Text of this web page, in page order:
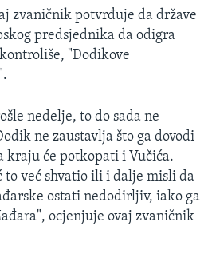
zvaničnik potvrđuje da države
predsjednika da odigra
"Dodikove
nedelje, to do sada ne
ne zaustavlja što ga dovodi
kraju će potkopati i Vučića.
to već shvatio ili i dalje misli da
ostati nedodirljiv, iako ga
ocjenjuje ovaj zvaničnik